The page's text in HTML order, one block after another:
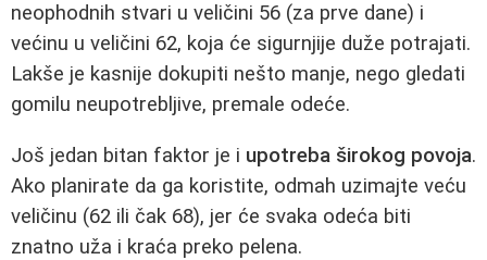
neophodnih stvari u veličini 56 (za prve dane) i
većinu u veličini 62, koja će sigurnjije duže potrajati.
Lakše je kasnije dokupiti nešto manje, nego gledati
gomilu neupotrebljive, premale odeće.
Još jedan bitan faktor je i upotreba širokog povoja.
Ako planirate da ga koristite, odmah uzimajte veću
veličinu (62 ili čak 68), jer će svaka odeća biti
znatno uža i kraća preko pelena.